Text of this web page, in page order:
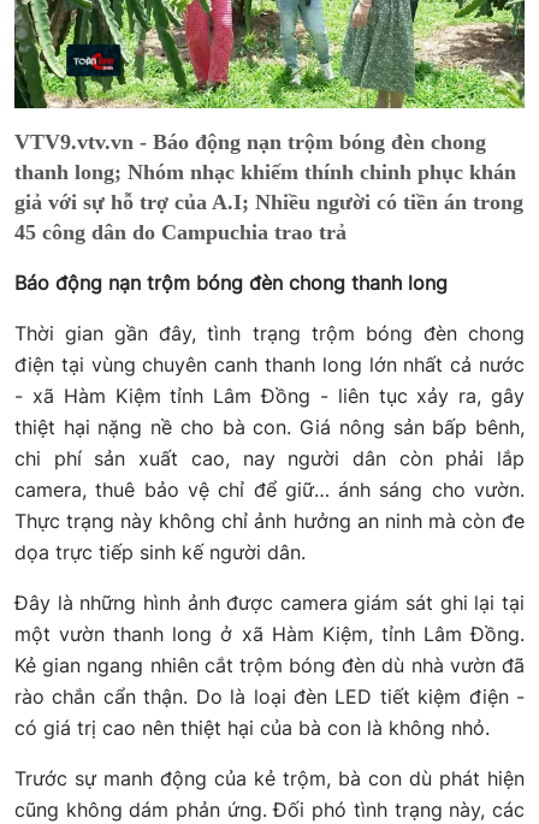
VTV9.vtv.vn - Báo động nạn trộm bóng đèn chong
thanh long; Nhóm nhạc khiếm thính chinh phục khán
giả với sự hỗ trợ của A.I; Nhiều người có tiền án trong
45 công dân do Campuchia trao trả
Báo động nạn trộm bóng đèn chong thanh long
Thời gian gần đây, tình trạng trộm bóng đèn chong
điện tại vùng chuyên canh thanh long lớn nhất cả nước
- xã Hàm Kiệm tỉnh Lâm Đồng - liên tục xảy ra, gây
thiệt hại nặng nề cho bà con. Giá nông sản bấp bênh,
chi phí sản xuất cao, nay người dân còn phải lắp
camera, thuê bảo vệ chỉ để giữ… ánh sáng cho vườn.
Thực trạng này không chỉ ảnh hưởng an ninh mà còn đe
dọa trực tiếp sinh kế người dân.
Đây là những hình ảnh được camera giám sát ghi lại tại
một vườn thanh long ở xã Hàm Kiệm, tỉnh Lâm Đồng.
Kẻ gian ngang nhiên cắt trộm bóng đèn dù nhà vườn đã
rào chắn cẩn thận. Do là loại đèn LED tiết kiệm điện -
có giá trị cao nên thiệt hại của bà con là không nhỏ.
Trước sự manh động của kẻ trộm, bà con dù phát hiện
cũng không dám phản ứng. Đối phó tình trạng này, các